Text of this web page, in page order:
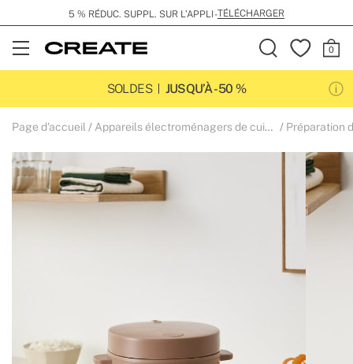
LIVRAISON GRATUITE DÈS 149€
Open
Menu
SOLDES
JUSQU’À -50 %
Page d'accueil Appareils électroménagers de cuisine Préparation